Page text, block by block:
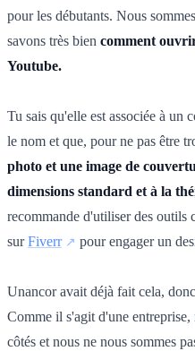
pour les débutants. Nous
savons très bien comment
Youtube.
Tu sais qu'elle est associée à un
le nom et que, pour ne pas être
photo et une image de
dimensions standard et à la
recommande d'utiliser des outils
surFiverr pour engager un
Unancor avait déjà fait cela,
Comme il s'agit d'une
côtés et nous ne nous sommes